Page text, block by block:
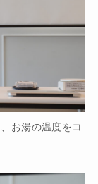
お湯の温度をコ